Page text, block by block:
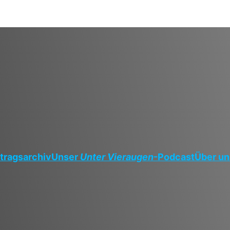
Unser Unter Vieraugen-PodcastÜber